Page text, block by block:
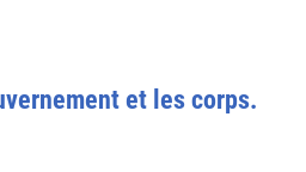
et les corps.